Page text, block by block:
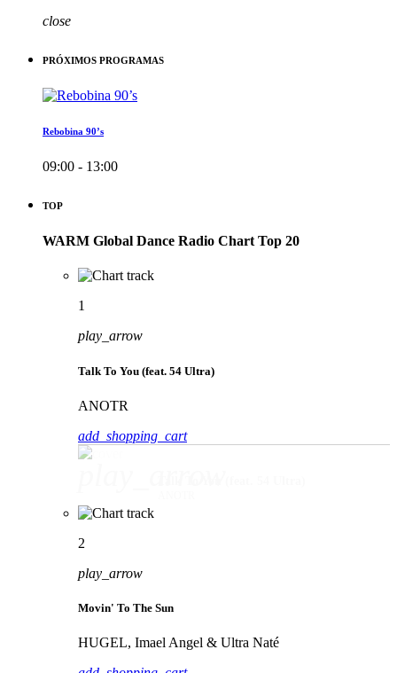
close
PRÓXIMOS PROGRAMAS
Rebobina 90’s
09:00 - 13:00
TOP
WARM Global Dance Radio Chart Top 20
1
play_arrow
Talk To You (feat. 54 Ultra)
ANOTR
add_shopping_cart
2
play_arrow
Movin' To The Sun
HUGEL, Imael Angel & Ultra Naté